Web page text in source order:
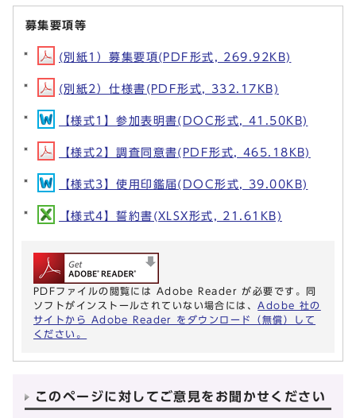
募集要項等
(別紙1）募集要項(PDF形式, 269.92KB)
(別紙2）仕様書(PDF形式, 332.17KB)
【様式1】参加表明書(DOC形式, 41.50KB)
【様式2】調査同意書(PDF形式, 465.18KB)
【様式3】使用印鑑届(DOC形式, 39.00KB)
【様式4】誓約書(XLSX形式, 21.61KB)
PDFファイルの閲覧には Adobe Reader が必要です。同
ソフトがインストールされていない場合には、 Adobe 社の
サイトから Adobe Reader をダウンロード（無償）して
ください。
このページに対してご意見をお聞かせください